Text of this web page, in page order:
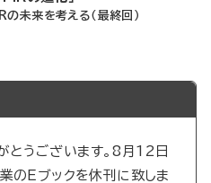
未来を考える（最終回）
とうございます。8月12日
業のEブックを休刊に致しま